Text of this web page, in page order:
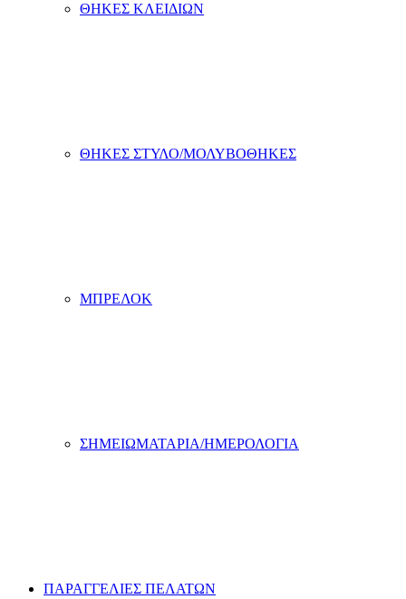
ΘΗΚΕΣ ΚΛΕΙΔΙΩΝ
ΘΗΚΕΣ ΣΤΥΛΟ/ΜΟΛΥΒΟΘΗΚΕΣ
ΜΠΡΕΛΟΚ
ΣΗΜΕΙΩΜΑΤΑΡΙΑ/ΗΜΕΡΟΛΟΓΙΑ
ΠΑΡΑΓΓΕΛΙΕΣ ΠΕΛΑΤΩΝ